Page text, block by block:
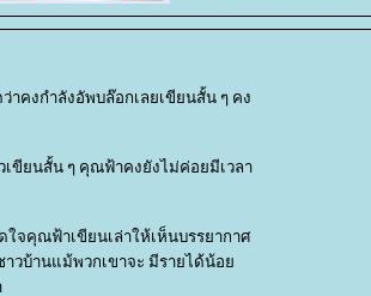
าคงกำลังอัพบล๊อกเลยเขียนสั้น ๆ คง
เขียนสั้น ๆ คุณฟ้าคงยังไม่ค่อยมีเวลา
ใจคุณฟ้าเขียนเล่าให้เห็นบรรยากาศ
วบ้านแม้พวกเขาจะ มีรายได้น้อ